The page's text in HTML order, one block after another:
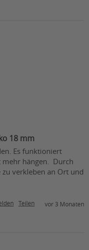
18 mm
Es funktioniert
hängen.  Durch
zu verkleben an Ort und
Teilen vor 3 Monaten